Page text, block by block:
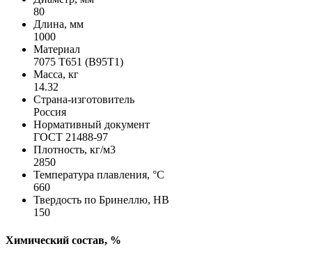
80
Длина, мм
1000
Материал
7075 Т651 (В95Т1)
Масса, кг
14.32
Страна-изготовитель
Россия
Нормативный документ
ГОСТ 21488-97
Плотность, кг/м3
2850
Температура плавления, °C
660
Твердость по Бринеллю, HB
150
Химический состав, %